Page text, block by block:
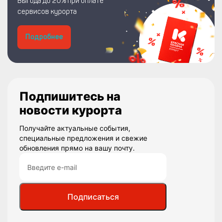
сервисов курорта
Подробнее
Подпишитесь на
новости курорта
Получайте актуальные события,
специальные предложения и свежие
обновления прямо на вашу почту.
Подписаться